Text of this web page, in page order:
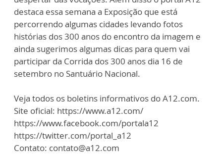
destaca essa semana a Exposição que está
percorrendo algumas cidades levando fotos
histórias dos 300 anos do encontro da imagem e
ainda sugerimos algumas dicas para quem vai
participar da Corrida dos 300 anos dia 16 de
setembro no Santuário Nacional.
Veja todos os boletins informativos do A12.com.
Site oficial: https://www.a12.com/
https://www.facebook.com/portala12
https://twitter.com/portal_a12
Contato: contato@a12.com